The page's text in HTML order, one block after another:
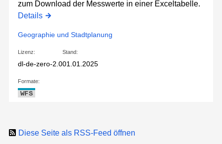
zum Download der Messwerte in einer Exceltabelle.
Details
Geographie und Stadtplanung
Lizenz:
dl-de-zero-2.0
Stand:
01.01.2025
Formate:
WFS
Diese Seite als RSS-Feed öffnen